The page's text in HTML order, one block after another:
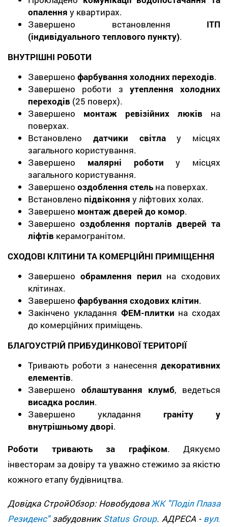
опалення у квартирах.
Завершено встановлення ІТП
(індивідуального теплового пункту).
ВНУТРІШНІ РОБОТИ
Завершено фарбування холодних переходів.
Завершено роботи з утеплення холодних
переходів (25 поверх).
Завершено монтаж ревізійних люків на
поверхах.
Встановлено датчики світлау місцях
загального користування.
Завершено малярні роботи у місцях
загального користування.
Завершено оздоблення стель на поверхах.
Встановлено підвіконня у ліфтових холах.
Завершено монтаж дверей до комор.
Завершено оздоблення порталів дверей та
ліфтів керамогранітом.
СХОДОВІ КЛІТИНИ ТА КОМЕРЦІЙНІ ПРИМІЩЕННЯ
Завершено обрамлення перил на сходових
клітинах.
Завершено фарбування сходових клітин.
Закінчено укладання ФЕМ-плитки на сходах
до комерційних приміщень.
БЛАГОУСТРІЙ ПРИБУДИНКОВОЇ ТЕРИТОРІЇ
Тривають роботи з нанесення декоративних
елементів.
Завершено облаштування клумб, ведеться
висадка рослин.
Завершено укладання граніту у
внутрішньому дворі.
Роботи тривають за графіком. Дякуємо
інвесторам за довіру та уважно стежимо за якістю
кожного етапу будівництва.
Довідка СтройОбзор: НовобудоваЖК "Поділ Плаза
Резиденс"забудовникStatus Group. АДРЕСА - вул.